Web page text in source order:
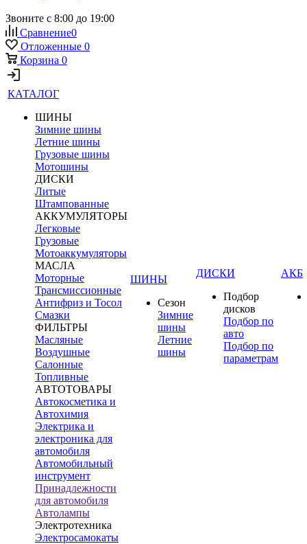
Звоните с 8:00 до 19:00
Сравнение0
Отложенные 0
Корзина 0
КАТАЛОГ
ШИНЫ
Зимние шины
Летние шины
Грузовые шины
Мотошины
ДИСКИ
Литые
Штампованные
АККУМУЛЯТОРЫ
Легковые
Грузовые
Мотоаккумуляторы
МАСЛА
Моторные
Трансмиссионные
Антифриз и Тосол
Смазки
ФИЛЬТРЫ
Масляные
Воздушные
Салонные
Топливные
АВТОТОВАРЫ
Автокосметика и
Автохимия
Электрика и
электроника для
автомобиля
Автомобильный
инструмент
Принадлежности
для автомобиля
Автолампы
Электротехника
Электросамокаты
ШИНЫ
Сезон
Зимние
шины
Летние
шины
ДИСКИ
Подбор
дисков
Подбор по
авто
Подбор по
параметрам
АКБ